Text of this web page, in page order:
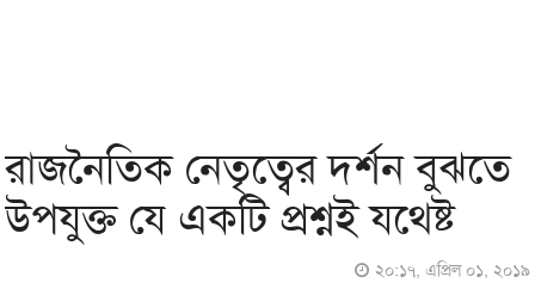
রাজনৈতিক নেতৃত্বের দর্শন বুঝতে
উপযুক্ত যে একটি প্রশ্নই যথেষ্ট
২০:১৭, এপ্রিল ০১, ২০১৯